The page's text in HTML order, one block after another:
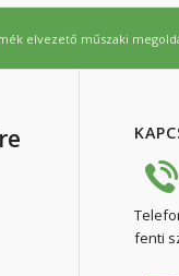
elvezető műszaki
fenti